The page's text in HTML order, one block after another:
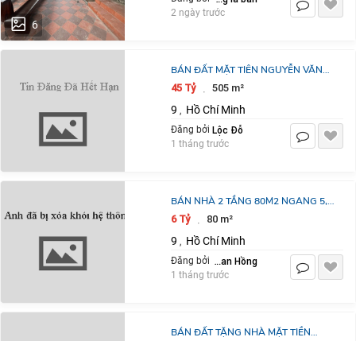
6
2 ngày trước
BÁN ĐẤT MẶT TIÊN NGUYỄN VĂN
TĂNG 505M2 GIÁ 43,5 TỶ -TL
45 Tỷ · 505 m²
9 , Hồ Chí Minh
Đăng bởi Lộc Đỗ
1 tháng trước
BÁN NHÀ 2 TẦNG 80M2 NGANG 5,
HẺM THÔNG 6M, ĐƯỜNG 22,
PHƯỚC LONG B>6 TỶ
6 Tỷ · 80 m²
9 , Hồ Chí Minh
Đăng bởi Phan Hồng
1 tháng trước
BÁN ĐẤT TẶNG NHÀ MẶT TIỀN